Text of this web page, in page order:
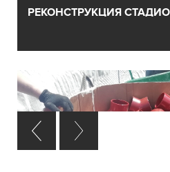
РЕКОНСТРУКЦИЯ